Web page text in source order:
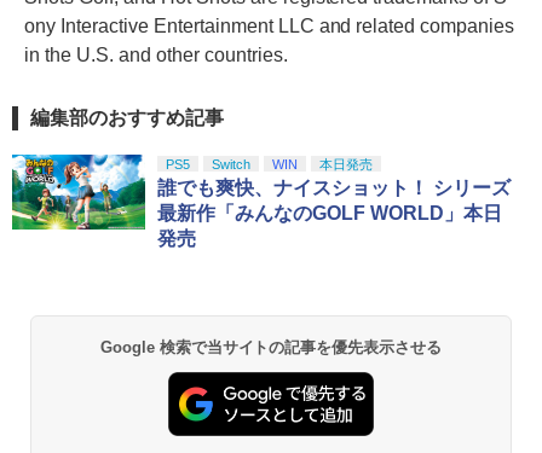
ony Interactive Entertainment LLC and related companies
in the U.S. and other countries.
編集部のおすすめ記事
PS5 Switch WIN 本日発売
誰でも爽快、ナイスショット！ シリーズ
最新作「みんなのGOLF WORLD」本日
発売
Google 検索で当サイトの記事を優先表示させる